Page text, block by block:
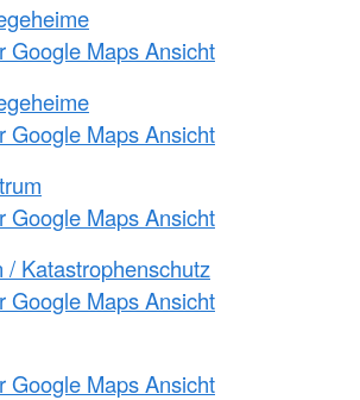
Google Maps Ansicht
Google Maps Ansicht
Google Maps Ansicht
/ Katastrophenschutz
Google Maps Ansicht
Google Maps Ansicht